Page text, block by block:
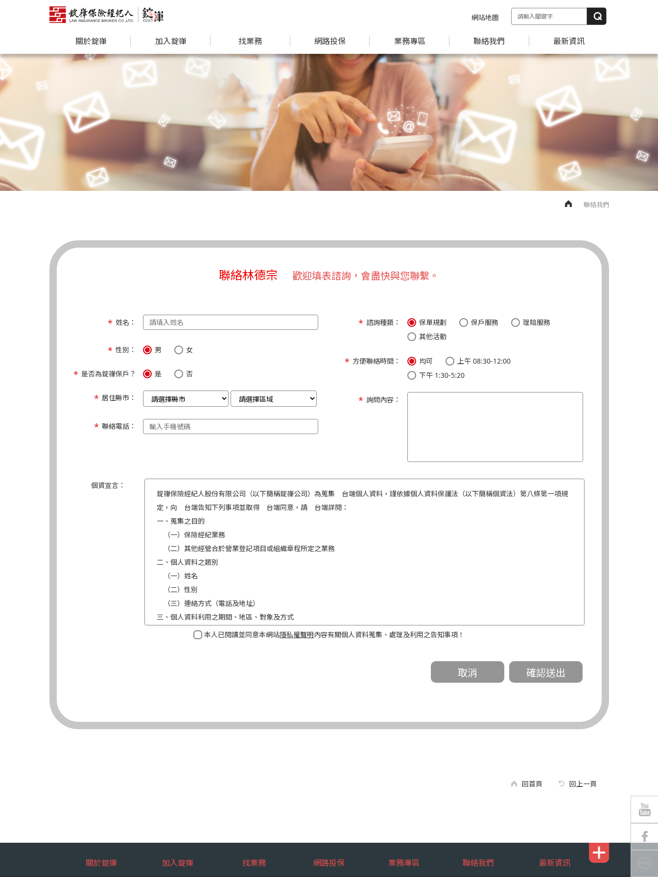
網站地圖
關於錠嵂 加入錠嵂 找業務 網路投保 業務專區 聯絡我們 最新資訊
聯絡我們
聯絡林德宗 歡迎填表諮詢，會盡快與您聯繫。
姓名：
性別： 男 女
是否為錠嵂保戶？ 是 否
居住縣市：
聯絡電話：
諮詢種類： 保單規劃 保戶服務
理賠服務
其他活動
方便聯絡時間： 均可
上午 08:30-12:00
下午 1:30-5:20
詢問內容：
個資宣言：
錠嵂保險經紀人股份有限公司（以下簡稱錠嵂公司）為蒐集 台端個人資料，謹依據個人資料保護法（以下簡稱個資法）第八條第一項規
定，向 台端告知下列事項並取得 台端同意，請 台端詳閱：
一、蒐集之目的
（一）保險經紀業務
（二）其他經營合於營業登記項目或組織章程所定之業務
二、個人資料之類別
（一）姓名
（二）性別
（三）連絡方式（電話及地址）
三、個人資料利用之期間、地區、對象及方式
（一）期間：蒐集之目的存續期間及依法令規定應為保存之期間。
如：台端得自由選擇提供個人資料，惟如不提供或提供不完整時，基於蒐集目的業務之執行，錠嵂公司將有可能延後、提供未完整或
本人已閱讀並同意本網站隱私權聲明內容有關個人資料蒐集、處理及利用之告知事項！
回首頁 回上一頁
關於錠嵂 加入錠嵂 找業務 網路投保 業務專區 聯絡我們 最新資訊